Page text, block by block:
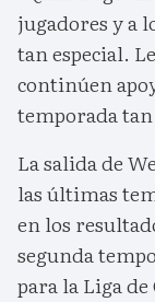
jugadores y a
tan especial.
continúen
temporada
La salida de
las últimas
en los
segunda
para la Liga de